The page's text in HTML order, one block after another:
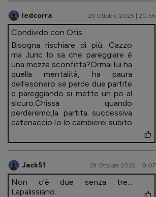
ledcorra 29 Ottobre 2025 | 20.56
Condivido con Otis.
Bisogna rischiare di più. Cazzo
ma Juric lo sa che pareggiare è
una mezza sconfitta?Ormai lui ha
quella mentalità, ha paura
dell'esonero se perde due partite
e pareggiando si mette un po al
sicuro.Chissa quando
perderemo,la partita successiva
catenaccio.Io lo cambierei subito
Jack51 29 Ottobre 2025 | 19.07
Non c'è due senza tre...
Lapalissiano.